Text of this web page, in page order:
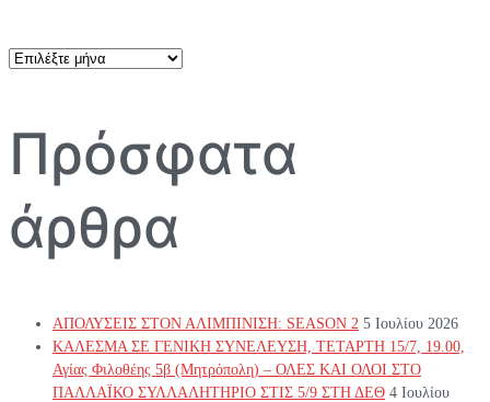
Αρχείο
Πρόσφατα
άρθρα
ΑΠΟΛΥΣΕΙΣ ΣΤΟΝ ΑΛΙΜΠΙΝΙΣΗ: SEASON 2 5 Ιουλίου 2026
ΚΑΛΕΣΜΑ ΣΕ ΓΕΝΙΚΗ ΣΥΝΕΛΕΥΣΗ, ΤΕΤΑΡΤΗ 15/7, 19.00,
Αγίας Φιλοθέης 5β (Μητρόπολη) – ΟΛΕΣ ΚΑΙ ΟΛΟΙ ΣΤΟ
ΠΑΛΛΑΪΚΟ ΣΥΛΛΑΛΗΤΗΡΙΟ ΣΤΙΣ 5/9 ΣΤΗ ΔΕΘ 4 Ιουλίου